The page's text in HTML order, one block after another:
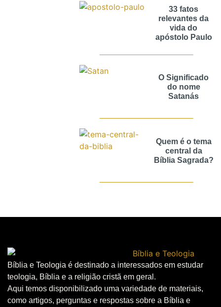
33 fatos
relevantes da
vida do
apóstolo Paulo
O Significado
do nome
Satanás
Quem é o tema
central da
Bíblia Sagrada?
Bíblia e Teologia é destinado a interessados em estudar
teologia, Bíblia e a religião cristã em geral.
Aqui temos disponibilizado uma variedade de materiais,
como artigos, perguntas e respostas sobre a Bíblia e